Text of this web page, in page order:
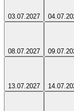
03.07.2027
08.07.2027
13.07.2027